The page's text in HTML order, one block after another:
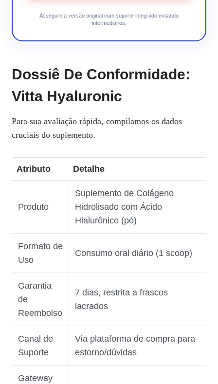
Assegure a versão original com suporte integrado evitando
intermediários.
Dossiê De Conformidade:
Vitta Hyaluronic
Para sua avaliação rápida, compilamos os dados
cruciais do suplemento.
Atributo Detalhe
Produto
Suplemento de Colágeno
Hidrolisado com Ácido
Hialurônico (pó)
Formato de
Uso
Consumo oral diário (1 scoop)
Garantia
de
Reembolso
7 dias, restrita a frascos
lacrados
Canal de
Suporte
Via plataforma de compra para
estorno/dúvidas
Gateway